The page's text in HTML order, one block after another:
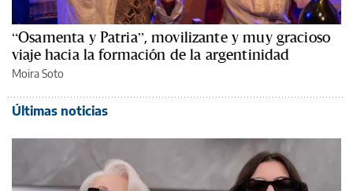
“Osamenta y Patria”, movilizante y muy gracioso
viaje hacia la formación de la argentinidad
Moira Soto
Últimas noticias